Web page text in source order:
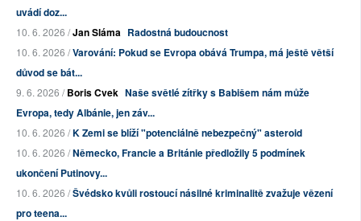
uvádí doz...
10. 6. 2026 /Jan Sláma Radostná budoucnost
10. 6. 2026 /Varování: Pokud se Evropa obává Trumpa, má ještě větší
důvod se bát...
9. 6. 2026 /Boris Cvek Naše světlé zítřky s Babišem nám může
Evropa, tedy Albánie, jen záv...
10. 6. 2026 /K Zemi se blíží "potenciálně nebezpečný" asteroid
10. 6. 2026 /Německo, Francie a Británie předložily 5 podmínek
ukončení Putinovy...
10. 6. 2026 /Švédsko kvůli rostoucí násilné kriminalitě zvažuje vězení
pro teena...